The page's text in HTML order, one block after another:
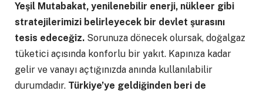
Yeşil Mutabakat, yenilenebilir enerji, nükleer gibi
stratejilerimizi belirleyecek bir devlet şurasını
tesis edeceğiz. Sorunuza dönecek olursak, doğalgaz
tüketici açısında konforlu bir yakıt. Kapınıza kadar
gelir ve vanayı açtığınızda anında kullanılabilir
durumdadır. Türkiye’ye geldiğinden beri de